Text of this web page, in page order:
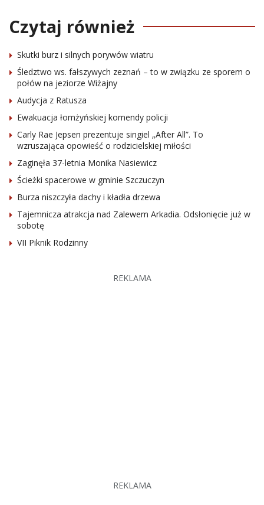
Czytaj również
Skutki burz i silnych porywów wiatru
Śledztwo ws. fałszywych zeznań – to w związku ze sporem o
połów na jeziorze Wiżajny
Audycja z Ratusza
Ewakuacja łomżyńskiej komendy policji
Carly Rae Jepsen prezentuje singiel „After All”. To
wzruszająca opowieść o rodzicielskiej miłości
Zaginęła 37-letnia Monika Nasiewicz
Ścieżki spacerowe w gminie Szczuczyn
Burza niszczyła dachy i kładła drzewa
Tajemnicza atrakcja nad Zalewem Arkadia. Odsłonięcie już w
sobotę
VII Piknik Rodzinny
REKLAMA
REKLAMA